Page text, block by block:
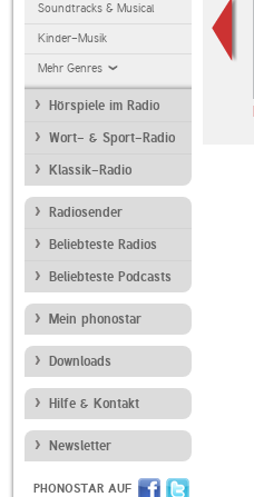
Soundtracks & Musical
Kinder-Musik
Mehr Genres
Hörspiele im Radio
Wort- & Sport-Radio
Klassik-Radio
Radiosender
Beliebteste Radios
Beliebteste Podcasts
Mein phonostar
Downloads
Hilfe & Kontakt
Newsletter
PHONOSTAR AUF
Années bigFM